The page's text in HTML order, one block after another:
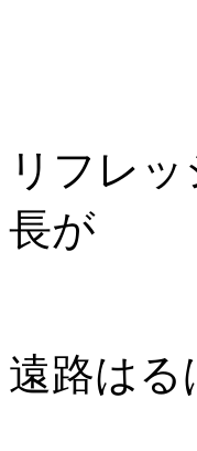
リフレ
長が
遠路は